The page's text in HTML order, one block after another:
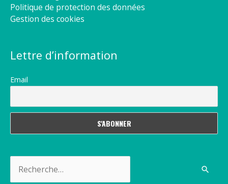
Politique de protection des données
Gestion des cookies
Lettre d’information
Email